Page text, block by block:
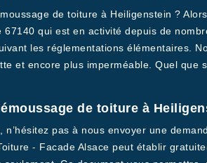
de toiture à Heiligenstein ?
qui est en activité depuis de
les réglementations élémentaires.
et encore plus imperméable. Quel
de toiture à
pas à nous envoyer une
- Facade Alsace peut établir